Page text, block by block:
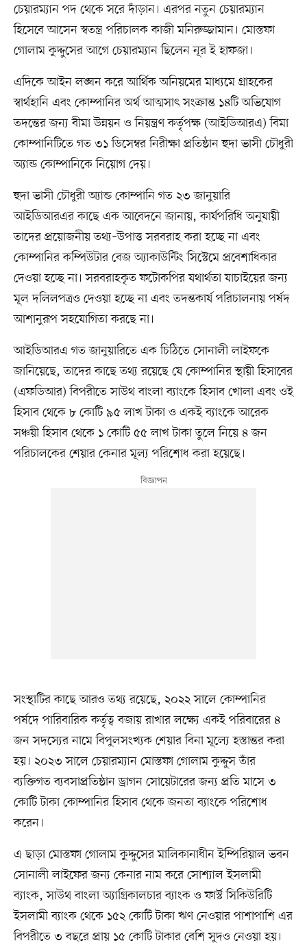
চেয়ারম্যান পদ থেকে সরে দাঁড়ান। এরপর নতুন চেয়ারম্যান
হিসেবে আসেন স্বতন্ত্র পরিচালক কাজী মনিরুজ্জামান। মোস্তফা
গোলাম কুদ্দুসের আগে চেয়ারম্যান ছিলেন নূর ই হাফজা।
এদিকে আইন লঙ্ঘন করে আর্থিক অনিয়মের মাধ্যমে গ্রাহকের
স্বার্থহানি এবং কোম্পানির অর্থ আত্মসাৎ সংক্রান্ত ১৪টি অভিযোগ
তদন্তের জন্য বীমা উন্নয়ন ও নিয়ন্ত্রণ কর্তৃপক্ষ (আইডিআরএ) বিমা
কোম্পানিটিতে গত ৩১ ডিসেম্বর নিরীক্ষা প্রতিষ্ঠান হুদা ভাসী চৌধুরী
অ্যান্ড কোম্পানিকে নিয়োগ দেয়।
হুদা ভাসী চৌধুরী অ্যান্ড কোম্পানি গত ২৩ জানুয়ারি
আইডিআরএর কাছে এক আবেদনে জানায়, কার্যপরিধি অনুযায়ী
তাদের প্রয়োজনীয় তথ্য–উপাত্ত সরবরাহ করা হচ্ছে না এবং
কোম্পানির কম্পিউটার বেজ অ্যাকাউন্টিং সিস্টেমে প্রবেশাধিকার
দেওয়া হচ্ছে না। সরবরাহকৃত ফটোকপির যথার্থতা যাচাইয়ের জন্য
মূল দলিলপত্রও দেওয়া হচ্ছে না এবং তদন্তকার্য পরিচালনায় পর্ষদ
আশানুরূপ সহযোগিতা করছে না।
আইডিআরএ গত জানুয়ারিতে এক চিঠিতে সোনালী লাইফকে
জানিয়েছে, তাদের কাছে তথ্য রয়েছে যে কোম্পানির স্থায়ী হিসাবের
(এফডিআর) বিপরীতে সাউথ বাংলা ব্যাংকে হিসাব খোলা এবং ওই
হিসাব থেকে ৮ কোটি ৯৫ লাখ টাকা ও একই ব্যাংকে আরেক
সঞ্চয়ী হিসাব থেকে ১ কোটি ৫৫ লাখ টাকা তুলে নিয়ে ৪ জন
পরিচালকের শেয়ার কেনার মূল্য পরিশোধ করা হয়েছে।
সংস্থাটির কাছে আরও তথ্য রয়েছে, ২০২২ সালে কোম্পানির
পর্ষদে পারিবারিক কর্তৃত্ব বজায় রাখার লক্ষ্যে একই পরিবারের ৪
জন সদস্যের নামে বিপুলসংখ্যক শেয়ার বিনা মূল্যে হস্তান্তর করা
হয়। ২০২৩ সালে চেয়ারম্যান মোস্তফা গোলাম কুদ্দুস তাঁর
ব্যক্তিগত ব্যবসাপ্রতিষ্ঠান ড্রাগন সোয়েটারের জন্য প্রতি মাসে ৩
কোটি টাকা কোম্পানির হিসাব থেকে জনতা ব্যাংকে পরিশোধ
করেন।
এ ছাড়া মোস্তফা গোলাম কুদ্দুসের মালিকানাধীন ইম্পিরিয়াল ভবন
সোনালী লাইফের জন্য কেনার নাম করে সোশ্যাল ইসলামী
ব্যাংক, সাউথ বাংলা অ্যাগ্রিকালচার ব্যাংক ও ফার্স্ট সিকিউরিটি
ইসলামী ব্যাংক থেকে ১৫২ কোটি টাকা ঋণ নেওয়ার পাশাপাশি এর
বিপরীতে ৩ বছরে প্রায় ১৫ কোটি টাকার বেশি সুদও নেওয়া হয়।